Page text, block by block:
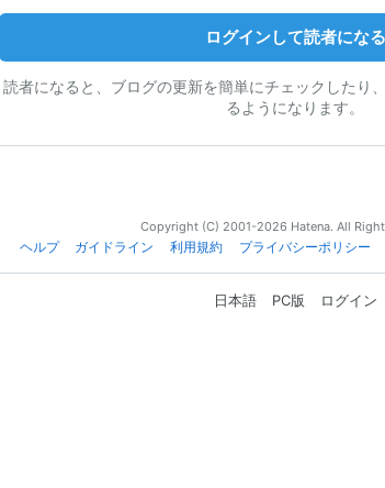
ログインして読者になる
読者になると、ブログの更新を簡単にチェックしたり
るようになります。
Copyright (C) 2001-2026 Hatena. All
ヘルプ
ガイドライン 利用規約 プライバシーポリシー
日本語 PC版 ログイン